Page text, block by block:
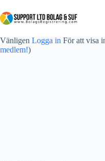
Vänligen Logga in För att visa
medlem!)